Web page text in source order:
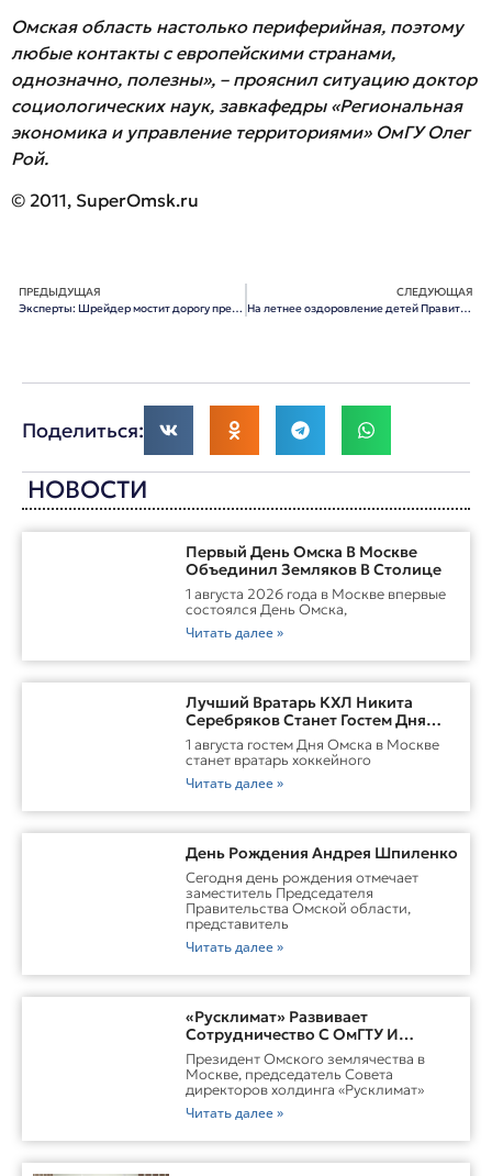
Омская область настолько периферийная, поэтому
любые контакты с европейскими странами,
однозначно, полезны», – прояснил ситуацию доктор
социологических наук, завкафедры «Региональная
экономика и управление территориями» ОмГУ Олег
Рой.
© 2011, SuperOmsk.ru
ПРЕДЫДУЩАЯ
Эксперты: Шрейдер мостит дорогу преемнику Полежаева
СЛЕДУЮЩАЯ
На летнее оздоровление детей Правительство Омской области выделит 490 млн рублей
Поделиться:
НОВОСТИ
Первый День Омска В Москве
Объединил Земляков В Столице
1 августа 2026 года в Москве впервые
состоялся День Омска,
Читать далее »
Лучший Вратарь КХЛ Никита
Серебряков Станет Гостем Дня
Омска В Москве
1 августа гостем Дня Омска в Москве
станет вратарь хоккейного
Читать далее »
День Рождения Андрея Шпиленко
Cегодня день рождения отмечает
заместитель Председателя
Правительства Омской области,
представитель
Читать далее »
«Русклимат» Развивает
Сотрудничество С ОмГТУ И
Участвует В Обновлении
Городской Среды Омска
Президент Омского землячества в
Москве, председатель Совета
директоров холдинга «Русклимат»
Читать далее »